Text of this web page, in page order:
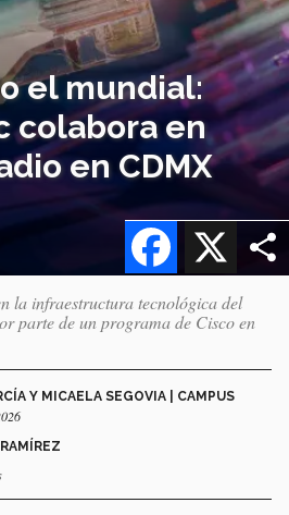
el mundial:
colabora en
en CDMX
X
Facebook
la infraestructura tecnológica del
parte de un programa de Cisco en
Y MICAELA SEGOVIA | CAMPUS